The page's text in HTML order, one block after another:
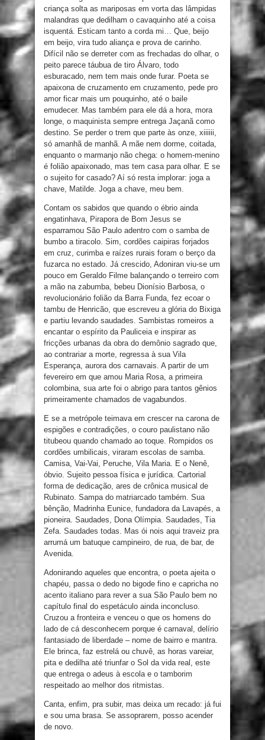
criança solta as mariposas em vorta das lâmpidas
malandras que dedilham o cavaquinho até a coisa
isquentá. Esticam tanto a corda mi… Que, beijo
em beijo, vira tudo aliança e prova de carinho.
Difícil não se derreter com as frechadas do olhar, o
peito parece táubua de tiro Álvaro, todo
esburacado, nem tem mais onde furar. Poeta se
apaixona de cruzamento em cruzamento, pede pro
amor ficar mais um pouquinho, até o baile
emudecer. Mas também para ele dá a hora, mora
longe, o maquinista sempre entrega Jaçanã como
destino. Se perder o trem que parte às onze, xiiiiii,
só amanhã de manhã. A mãe nem dorme, coitada,
enquanto o marmanjo não chega: o homem-menino
é folião apaixonado, mas tem casa para olhar. E se
o sujeito for casado? Aí só resta implorar: joga a
chave, Matilde. Joga a chave, meu bem.
Contam os sabidos que quando o ébrio ainda
engatinhava, Pirapora de Bom Jesus se
esparramou São Paulo adentro com o samba de
bumbo a tiracolo. Sim, cordões caipiras forjados
em cruz, curimba e raízes rurais foram o berço da
fuzarca no estado. Já crescido, Adoniran viu-se um
pouco em Geraldo Filme balançando o terreiro com
a mão na zabumba, bebeu Dionísio Barbosa, o
revolucionário folião da Barra Funda, fez ecoar o
tambu de Henricão, que escreveu a glória do Bixiga
e partiu levando saudades. Sambistas romeiros a
encantar o espírito da Pauliceia e inspirar as
fricções urbanas da obra do demônio sagrado que,
ao contrariar a morte, regressa à sua Vila
Esperança, aurora dos carnavais. A partir de um
fevereiro em que amou Maria Rosa, a primeira
colombina, sua arte foi o abrigo para tantos gênios
primeiramente chamados de vagabundos.
E se a metrópole teimava em crescer na carona de
espigões e contradições, o couro paulistano não
titubeou quando chamado ao toque. Rompidos os
cordões umbilicais, viraram escolas de samba.
Camisa, Vai-Vai, Peruche, Vila Maria. E o Nenê,
óbvio. Sujeito pessoa física e jurídica. Cartorial
forma de dedicação, ares de crônica musical de
Rubinato. Sampa do matriarcado também. Sua
bênção, Madrinha Eunice, fundadora da Lavapés, a
pioneira. Saudades, Dona Olímpia. Saudades, Tia
Zefa. Saudades todas. Mas ói nois aqui traveiz pra
arrumá um batuque campineiro, de rua, de bar, de
Avenida.
Adonirando aqueles que encontra, o poeta ajeita o
chapéu, passa o dedo no bigode fino e capricha no
acento italiano para rever a sua São Paulo bem no
capítulo final do espetáculo ainda inconcluso.
Cruzou a fronteira e venceu o que os homens do
lado de cá desconhecem porque é carnaval, delírio
fantasiado de liberdade – nome de bairro e mantra.
Ele brinca, faz estrelá ou chuvê, as horas vareiar,
pita e dedilha até triunfar o Sol da vida real, este
que entrega o adeus à escola e o tamborim
respeitado ao melhor dos ritmistas.
Canta, enfim, pra subir, mas deixa um recado: já fui
e sou uma brasa. Se assoprarem, posso acender
de novo.